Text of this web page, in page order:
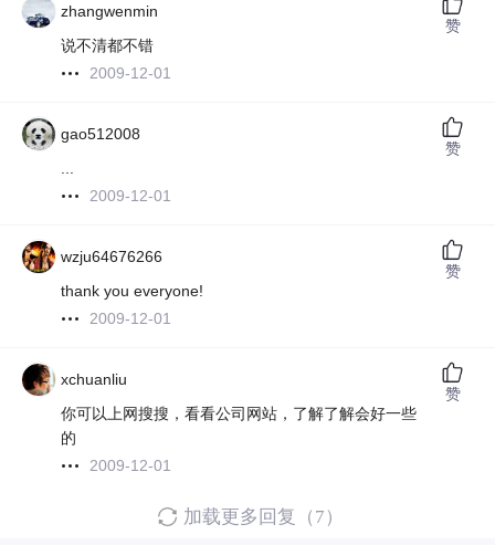
zhangwenmin
说不清都不错
2009-12-01
赞
gao512008
...
2009-12-01
赞
wzju64676266
thank you everyone!
2009-12-01
赞
xchuanliu
你可以上网搜搜，看看公司网站，了解了解会好一些
的
2009-12-01
赞
加载更多回复（7）